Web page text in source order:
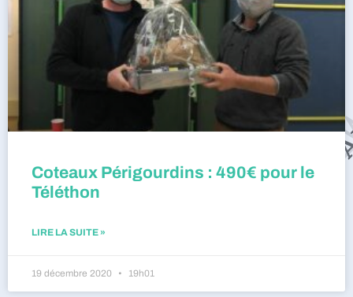
Coteaux Périgourdins : 490€ pour le
Téléthon
LIRE LA SUITE »
19 décembre 2020 19h01